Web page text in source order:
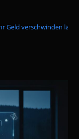
verschwinden lässt